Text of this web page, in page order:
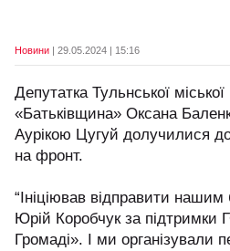
Новини | 29.05.2024 | 15:16
Депутатка Тульнської
«Батьківщина» Оксана
Аурікою Цугуй долучилися до
на фронт.
“Ініціював відправити
Юрій Коробчук за
Громаді». І ми організували